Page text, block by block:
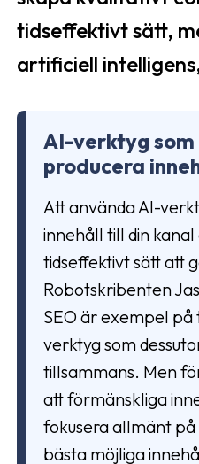
tidseffektivt sätt,
artificiell
AI-verktyg
producera
Att använda AI-
innehåll till din
tidseffektivt sätt att
Robotskribenten
SEO är exempel
verktyg som
tillsammans. Men
att förmänskliga
fokusera allmänt
bästa möjliga